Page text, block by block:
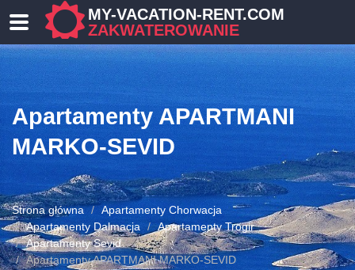
MY-VACATION-RENT.COM
ZAKWATEROWANIE
Apartamenty APARTMANI
MARKO-SEVID
Strona główna
Apartamenty Chorwacja
Apartamenty Dalmacja
Apartamenty Trogir
Apartamenty Sevid
Apartamenty APARTMANI MARKO-SEVID